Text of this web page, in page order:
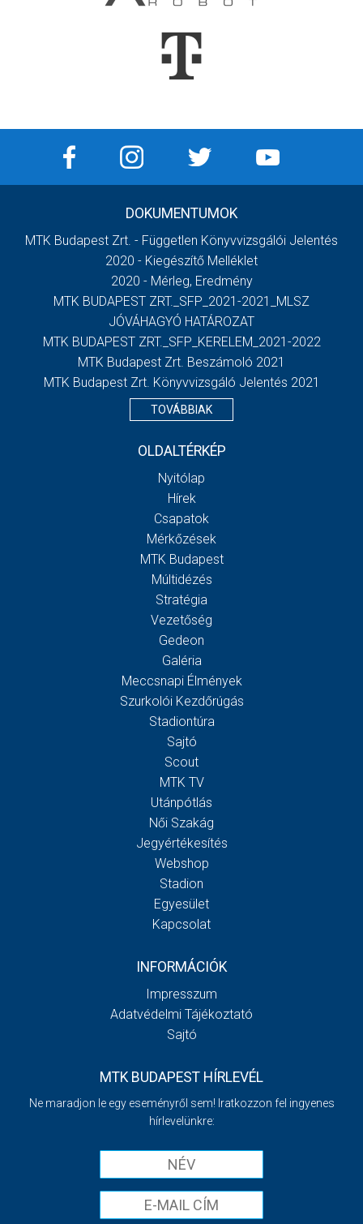
DOKUMENTUMOK
MTK Budapest Zrt. - Független Könyvvizsgálói Jelentés
2020 - Kiegészítő Melléklet
2020 - Mérleg, Eredmény
MTK BUDAPEST ZRT._SFP_2021-2021_MLSZ
JÓVÁHAGYÓ HATÁROZAT
MTK BUDAPEST ZRT._SFP_KERELEM_2021-2022
MTK Budapest Zrt. Beszámoló 2021
MTK Budapest Zrt. Könyvvizsgáló Jelentés 2021
TOVÁBBIAK
OLDALTÉRKÉP
Nyitólap
Hírek
Csapatok
Mérkőzések
MTK Budapest
Múltidézés
Stratégia
Vezetőség
Gedeon
Galéria
Meccsnapi Élmények
Szurkolói Kezdőrúgás
Stadiontúra
Sajtó
Scout
MTK TV
Utánpótlás
Női Szakág
Jegyértékesítés
Webshop
Stadion
Egyesület
Kapcsolat
INFORMÁCIÓK
Impresszum
Adatvédelmi Tájékoztató
Sajtó
MTK BUDAPEST HÍRLEVÉL
Ne maradjon le egy eseményről sem! Iratkozzon fel ingyenes
hírlevelünkre: